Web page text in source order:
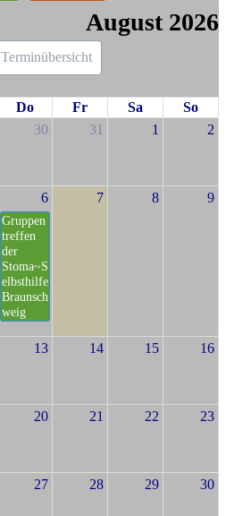
August 2026
Terminübersicht
Do Fr Sa
So
30 31 1 2
6
Gruppen
treffen
der
Stoma~S
elbsthilfe
Braunsch
weig
7 8 9
13 14 15 16
20 21 22 23
27 28 29 30